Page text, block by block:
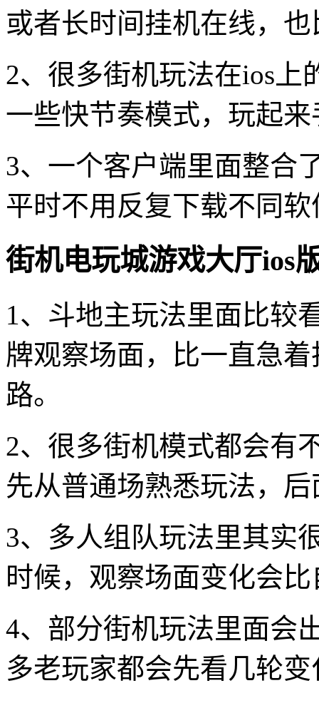
或者长时间挂机在线，
2、很多街机玩法在ios上
一些快节奏模式，玩起
3、一个客户端里面整合
平时不用反复下载不同
街机电玩城游戏大厅ios
1、斗地主玩法里面比较
牌观察场面，比一直急
路。
2、很多街机模式都会有
先从普通场熟悉玩法，
3、多人组队玩法里其实
时候，观察场面变化会
4、部分街机玩法里面会
多老玩家都会先看几轮